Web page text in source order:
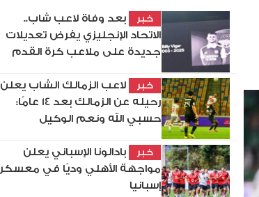
خبر
بعد وفاة لاعب شاب..
الاتحاد الإنجليزي يفرض تعديلات
جديدة على ملاعب كرة القدم
خبر
لاعب الزمالك الشاب يعلن
رحيله عن الزمالك بعد 14 عامًا:
حسبي الله ونعم الوكيل
خبر
بادالونا الإسباني يعلن
مواجهة الأهلي وديًا في معسكر
إسبانيا